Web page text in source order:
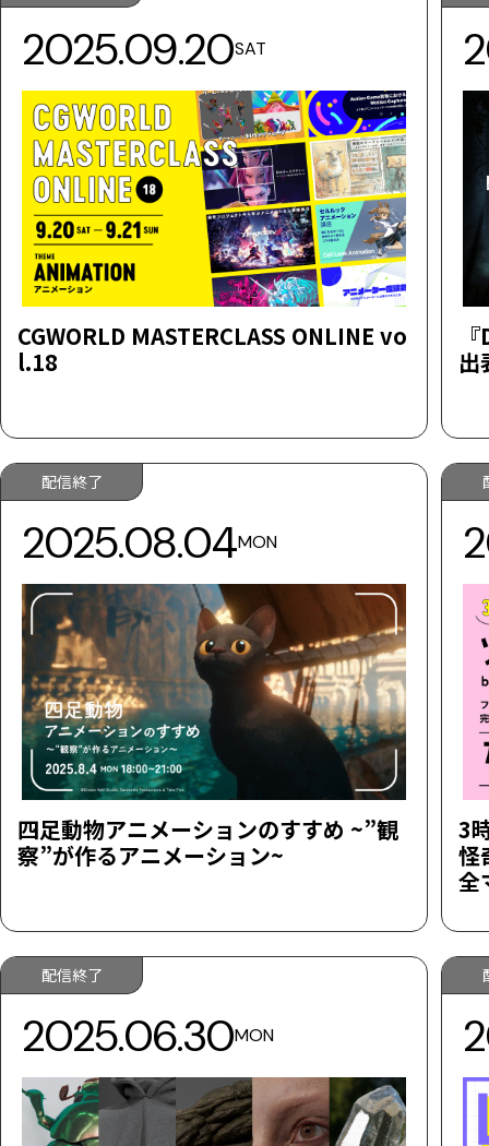
2025.09.20SAT
CGWORLD MASTERCLASS ONLINE vo
l.18
出
配信終了
2025.08.04MON
四足動物アニメーションのすすめ ~”観
察”が作るアニメーション~
3
怪
全
配信終了
2025.06.30MON